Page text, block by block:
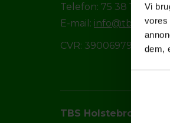
Vi
vores
dem,
Telefon: 75 38 11 22
E-mail: info@tbs.dk
CVR: 39006979
TBS Holstebro